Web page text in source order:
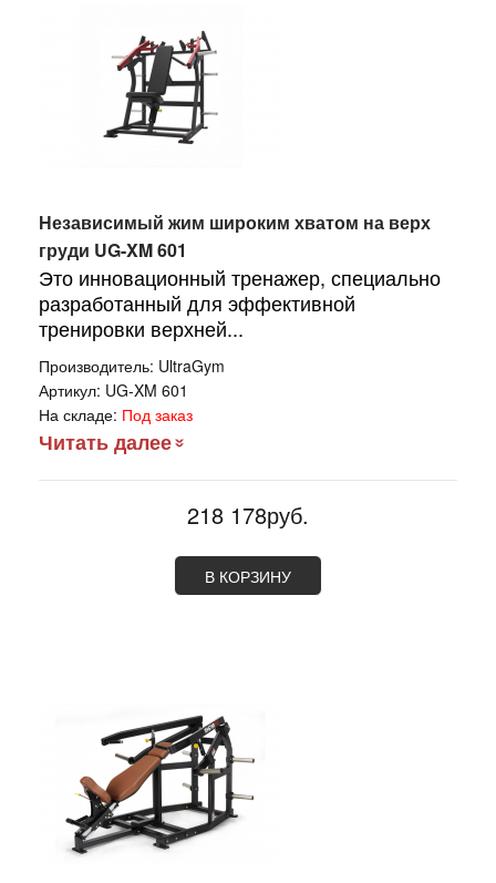
Независимый жим широким хватом на верх
груди UG-XM 601
Это инновационный тренажер, специально
разработанный для эффективной
тренировки верхней...
Производитель: UltraGym
Артикул: UG-XM 601
На складе: Под заказ
Читать далее
218 178руб.
В КОРЗИНУ